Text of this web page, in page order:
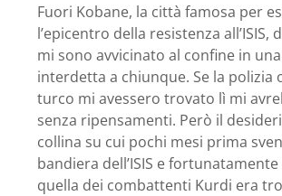
Fuori Kobane, la città famosa per
l’epicentro della resistenza all’ISIS,
mi sono avvicinato al confine in
interdetta a chiunque. Se la polizia
turco mi avessero trovato lì mi
senza ripensamenti. Però il
collina su cui pochi mesi prima
bandiera dell’ISIS e
quella dei combattenti Kurdi era